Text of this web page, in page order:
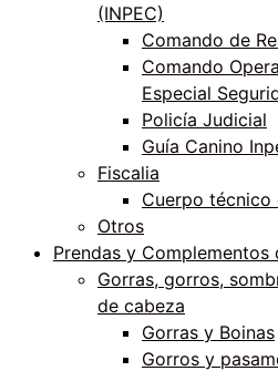
(INPEC)
Comando de
Comando
Especial
Policía Judicial
Guía Canino
Fiscalia
Cuerpo técnico
Otros
Prendas y Complementos
Gorras, gorros,
de cabeza
Gorras y Boinas
Gorros y